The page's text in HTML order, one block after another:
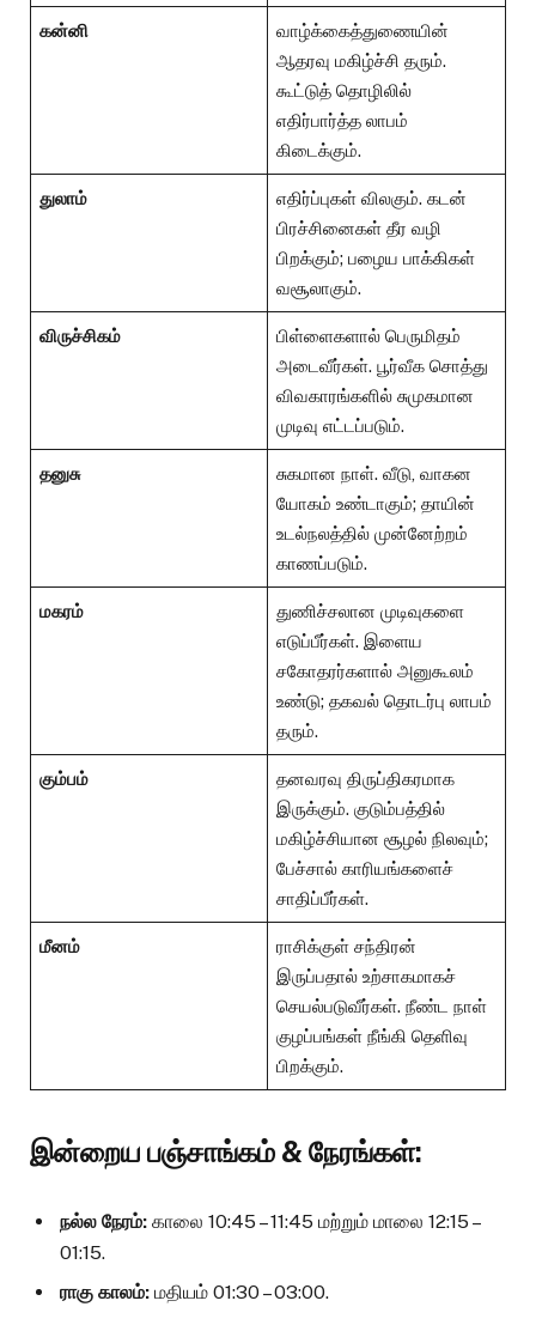
கன்னி
வாழ்க்கைத்துணையின்
ஆதரவு மகிழ்ச்சி தரும்.
கூட்டுத் தொழிலில்
எதிர்பார்த்த லாபம்
கிடைக்கும்.
துலாம்
எதிர்ப்புகள் விலகும். கடன்
பிரச்சினைகள் தீர வழி
பிறக்கும்; பழைய பாக்கிகள்
வசூலாகும்.
விருச்சிகம்
பிள்ளைகளால் பெருமிதம்
அடைவீர்கள். பூர்வீக சொத்து
விவகாரங்களில் சுமுகமான
முடிவு எட்டப்படும்.
தனுசு
சுகமான நாள். வீடு, வாகன
யோகம் உண்டாகும்; தாயின்
உடல்நலத்தில் முன்னேற்றம்
காணப்படும்.
மகரம்
துணிச்சலான முடிவுகளை
எடுப்பீர்கள். இளைய
சகோதரர்களால் அனுகூலம்
உண்டு; தகவல் தொடர்பு லாபம்
தரும்.
கும்பம்
தனவரவு திருப்திகரமாக
இருக்கும். குடும்பத்தில்
மகிழ்ச்சியான சூழல் நிலவும்;
பேச்சால் காரியங்களைச்
சாதிப்பீர்கள்.
மீனம்
ராசிக்குள் சந்திரன்
இருப்பதால் உற்சாகமாகச்
செயல்படுவீர்கள். நீண்ட நாள்
குழப்பங்கள் நீங்கி தெளிவு
பிறக்கும்.
இன்றைய பஞ்சாங்கம் & நேரங்கள்:
நல்ல நேரம்: காலை 10:45 – 11:45 மற்றும் மாலை 12:15 –
01:15.
ராகு காலம்: மதியம் 01:30 – 03:00.